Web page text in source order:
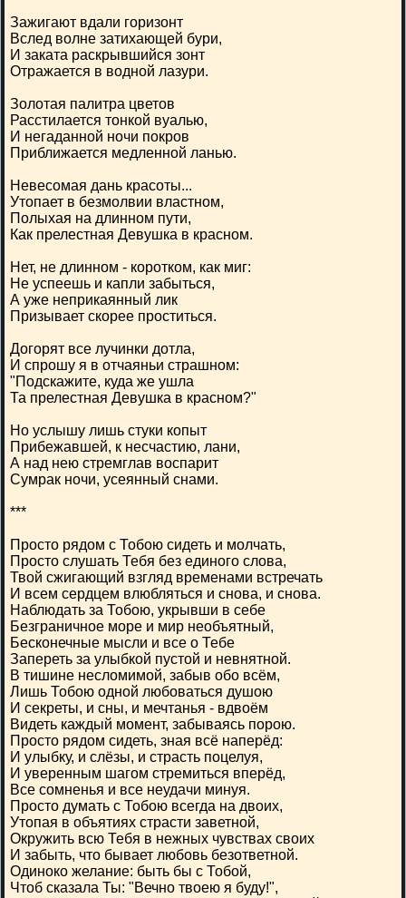
Зажигают вдали горизонт
Вслед волне затихающей бури,
И заката раскрывшийся зонт
Отражается в водной лазури.
Золотая палитра цветов
Расстилается тонкой вуалью,
И негаданной ночи покров
Приближается медленной ланью.
Невесомая дань красоты...
Утопает в безмолвии властном,
Полыхая на длинном пути,
Как прелестная Девушка в красном.
Нет, не длинном - коротком, как миг:
Не успеешь и капли забыться,
А уже неприкаянный лик
Призывает скорее проститься.
Догорят все лучинки дотла,
И спрошу я в отчаяньи страшном:
"Подскажите, куда же ушла
Та прелестная Девушка в красном?"
Но услышу лишь стуки копыт
Прибежавшей, к несчастию, лани,
А над нею стремглав воспарит
Сумрак ночи, усеянный снами.
***
Просто рядом с Тобою сидеть и молчать,
Просто слушать Тебя без единого слова,
Твой сжигающий взгляд временами встречать
И всем сердцем влюбляться и снова, и снова.
Наблюдать за Тобою, укрывши в себе
Безграничное море и мир необъятный,
Бесконечные мысли и все о Тебе
Запереть за улыбкой пустой и невнятной.
В тишине несломимой, забыв обо всём,
Лишь Тобою одной любоваться душою
И секреты, и сны, и мечтанья - вдвоём
Видеть каждый момент, забываясь порою.
Просто рядом сидеть, зная всё наперёд:
И улыбку, и слёзы, и страсть поцелуя,
И уверенным шагом стремиться вперёд,
Все сомненья и все неудачи минуя.
Просто думать с Тобою всегда на двоих,
Утопая в объятиях страсти заветной,
Окружить всю Тебя в нежных чувствах своих
И забыть, что бывает любовь безответной.
Одиноко желание: быть бы с Тобой,
Чтоб сказала Ты: "Вечно твоею я буду!",